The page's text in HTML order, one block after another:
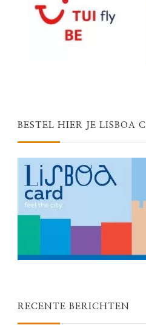
BESTEL HIER JE LISBOA
RECENTE BERICHTEN